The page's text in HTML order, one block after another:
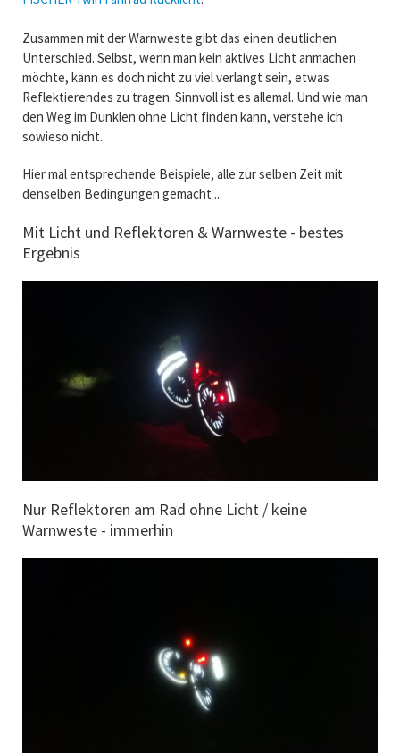
Zusammen mit der Warnweste gibt das einen deutlichen
Unterschied. Selbst, wenn man kein aktives Licht anmachen
möchte, kann es doch nicht zu viel verlangt sein, etwas
Reflektierendes zu tragen. Sinnvoll ist es allemal. Und wie man
den Weg im Dunklen ohne Licht finden kann, verstehe ich
sowieso nicht.
Hier mal entsprechende Beispiele, alle zur selben Zeit mit
denselben Bedingungen gemacht ...
Mit Licht und Reflektoren & Warnweste - bestes
Ergebnis
Nur Reflektoren am Rad ohne Licht / keine
Warnweste - immerhin